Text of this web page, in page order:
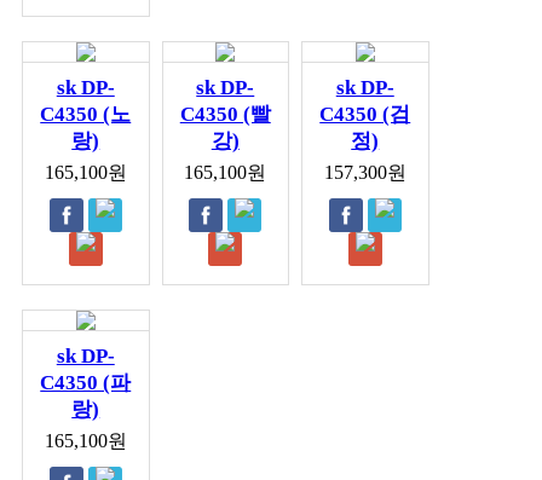
sk DP-
C4350 (노
랑)
165,100원
sk DP-
C4350 (빨
강)
165,100원
sk DP-
C4350 (검
정)
157,300원
sk DP-
C4350 (파
랑)
165,100원